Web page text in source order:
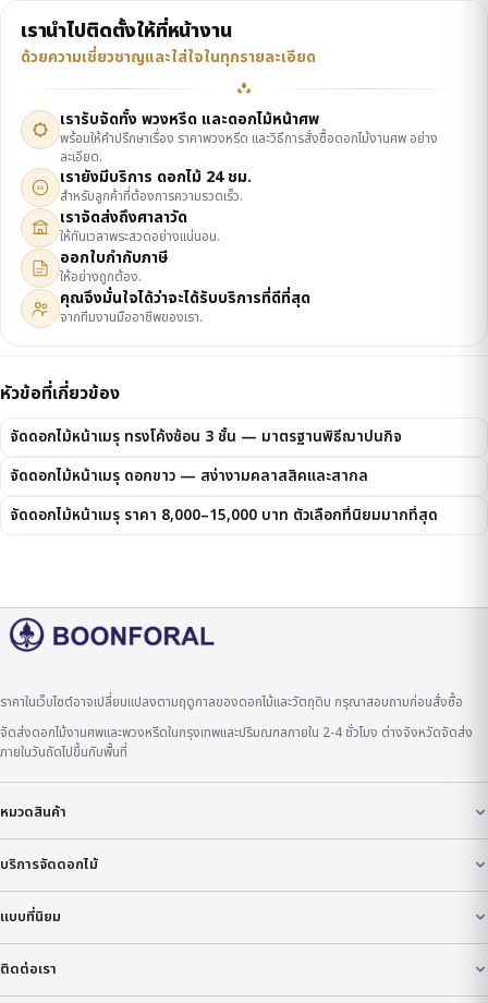
เรานำไปติดตั้งให้ที่หน้างาน
ด้วยความเชี่ยวชาญและใส่ใจในทุกรายละเอียด
เรารับจัดทั้ง พวงหรีด และดอกไม้หน้าศพ
พร้อมให้คำปรึกษาเรื่อง ราคาพวงหรีด และวิธีการสั่งซื้อดอกไม้งานศพ อย่าง
ละเอียด.
24 เรายังมีบริการ ดอกไม้ 24 ชม.
สำหรับลูกค้าที่ต้องการความรวดเร็ว.
เราจัดส่งถึงศาลาวัด
ให้ทันเวลาพระสวดอย่างแน่นอน.
ออกใบกำกับภาษี
ให้อย่างถูกต้อง.
คุณจึงมั่นใจได้ว่าจะได้รับบริการที่ดีที่สุด
จากทีมงานมืออาชีพของเรา.
หัวข้อที่เกี่ยวข้อง
จัดดอกไม้หน้าเมรุ ทรงโค้งซ้อน 3 ชั้น — มาตรฐานพิธีฌาปนกิจ
จัดดอกไม้หน้าเมรุ ดอกขาว — สง่างามคลาสสิคและสากล
จัดดอกไม้หน้าเมรุ ราคา 8,000–15,000 บาท ตัวเลือกที่นิยมมากที่สุด
ราคาในเว็บไซต์อาจเปลี่ยนแปลงตามฤดูกาลของดอกไม้และวัตถุดิบ กรุณาสอบถามก่อนสั่งซื้อ
จัดส่งดอกไม้งานศพและพวงหรีดในกรุงเทพและปริมณฑลภายใน 2-4 ชั่วโมง ต่างจังหวัดจัดส่ง
ภายในวันถัดไปขึ้นกับพื้นที่
หมวดสินค้า
บริการจัดดอกไม้
แบบที่นิยม
ติดต่อเรา